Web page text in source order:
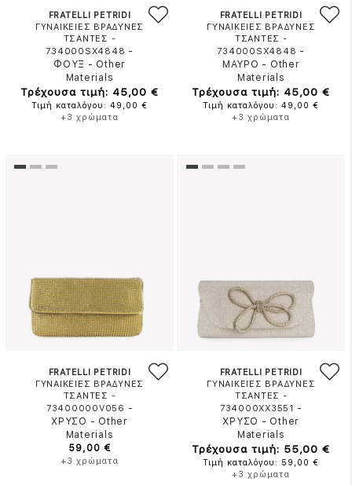
FRATELLI PETRIDI
ΓΥΝΑΙΚΕΙΕΣ ΒΡΑΔΥΝΕΣ
ΤΣΑΝΤΕΣ -
734000SX4848 -
ΦΟΥΞ - Other
Materials
Τρέχουσα τιμή: 45,00 €
Τιμή καταλόγου: 49,00 €
+3 χρώματα
FRATELLI PETRIDI
ΓΥΝΑΙΚΕΙΕΣ ΒΡΑΔΥΝΕΣ
ΤΣΑΝΤΕΣ -
734000SX4848 -
ΜΑΥΡΟ - Other
Materials
Τρέχουσα τιμή: 45,00 €
Τιμή καταλόγου: 49,00 €
+3 χρώματα
FRATELLI PETRIDI
ΓΥΝΑΙΚΕΙΕΣ ΒΡΑΔΥΝΕΣ
ΤΣΑΝΤΕΣ -
73400000V056 -
ΧΡΥΣΟ - Other
Materials
59,00 €
+3 χρώματα
FRATELLI PETRIDI
ΓΥΝΑΙΚΕΙΕΣ ΒΡΑΔΥΝΕΣ
ΤΣΑΝΤΕΣ -
734000XX3551 -
ΧΡΥΣΟ - Other
Materials
Τρέχουσα τιμή: 55,00 €
Τιμή καταλόγου: 59,00 €
+3 χρώματα